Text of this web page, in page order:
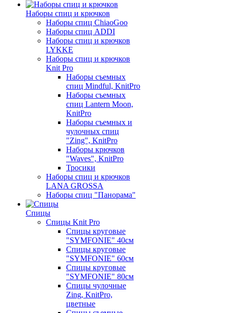
Наборы спиц и крючков
Наборы спиц ChiaoGoo
Наборы спиц ADDI
Наборы спиц и крючков
LYKKE
Наборы спиц и крючков
Knit Pro
Наборы съемных
спиц Mindful, KnitPro
Наборы съемных
спиц Lantern Moon,
KnitPro
Наборы съемных и
чулочных спиц
"Zing", KnitPro
Наборы крючков
"Waves", KnitPro
Тросики
Наборы спиц и крючков
LANA GROSSA
Наборы спиц "Панорама"
Спицы
Спицы Knit Pro
Спицы круговые
"SYMFONIE" 40см
Спицы круговые
"SYMFONIE" 60см
Спицы круговые
"SYMFONIE" 80см
Спицы чулочные
Zing, KnitPro,
цветные